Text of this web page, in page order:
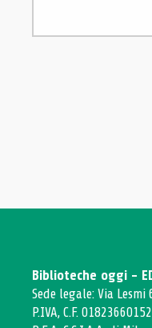
Biblioteche oggi -
Sede legale: Via
P.IVA, C.F. 01823660152